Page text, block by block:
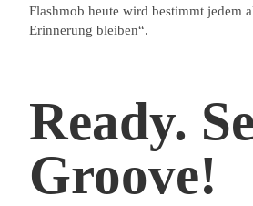
Flashmob heute wird bestimmt jedem
Erinnerung bleiben“.
Ready.
Groove!